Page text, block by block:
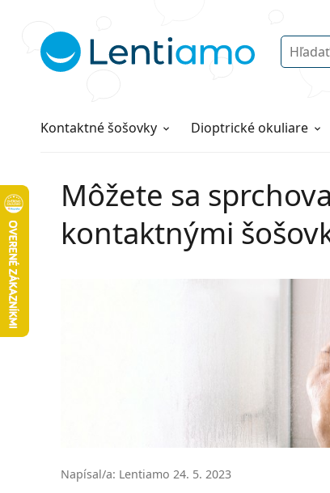
Kontaktné šošovky
Roztoky Dioptrické okuliare
Všetko o nákupe
Môžete sa
kontaktnými
Napísal/a: Lentiamo 24. 5. 2023